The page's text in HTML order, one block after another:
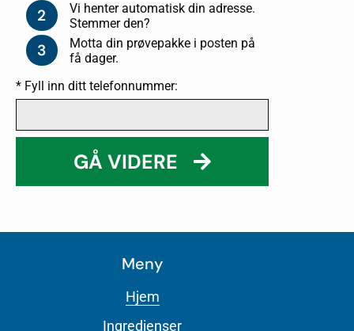
2
Vi henter automatisk din adresse.
Stemmer den?
3
Motta din prøvepakke i posten på
få dager.
* Fyll inn ditt telefonnummer:
GÅ VIDERE
Meny
Hjem
Ingredienser